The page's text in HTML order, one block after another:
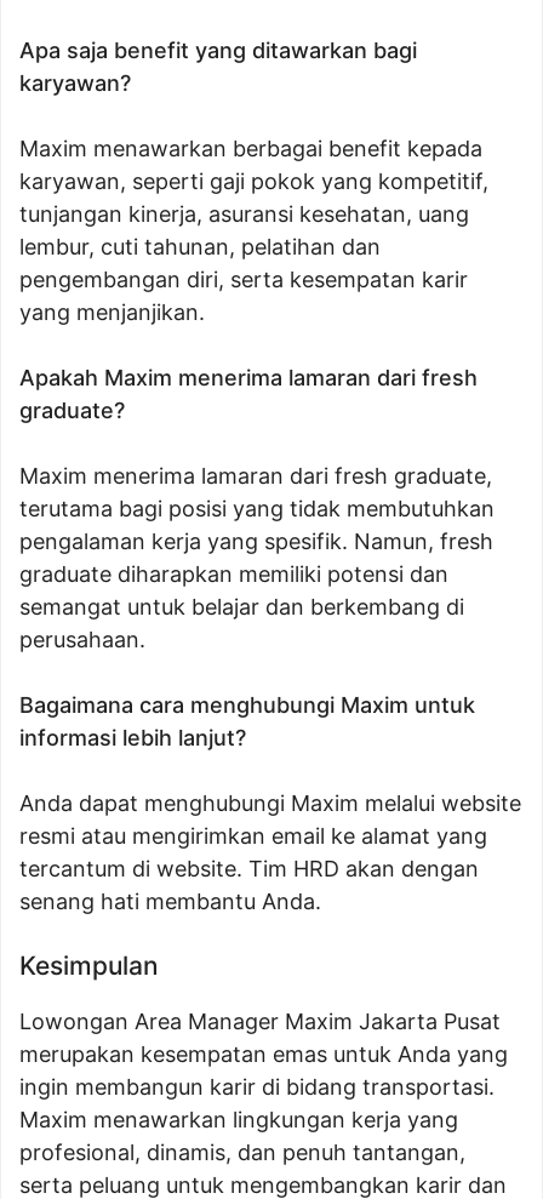
Apa saja benefit yang ditawarkan bagi
karyawan?
Maxim menawarkan berbagai benefit kepada
karyawan, seperti gaji pokok yang kompetitif,
tunjangan kinerja, asuransi kesehatan, uang
lembur, cuti tahunan, pelatihan dan
pengembangan diri, serta kesempatan karir
yang menjanjikan.
Apakah Maxim menerima lamaran dari fresh
graduate?
Maxim menerima lamaran dari fresh graduate,
terutama bagi posisi yang tidak membutuhkan
pengalaman kerja yang spesifik. Namun, fresh
graduate diharapkan memiliki potensi dan
semangat untuk belajar dan berkembang di
perusahaan.
Bagaimana cara menghubungi Maxim untuk
informasi lebih lanjut?
Anda dapat menghubungi Maxim melalui website
resmi atau mengirimkan email ke alamat yang
tercantum di website. Tim HRD akan dengan
senang hati membantu Anda.
Kesimpulan
Lowongan Area Manager Maxim Jakarta Pusat
merupakan kesempatan emas untuk Anda yang
ingin membangun karir di bidang transportasi.
Maxim menawarkan lingkungan kerja yang
profesional, dinamis, dan penuh tantangan,
serta peluang untuk mengembangkan karir dan